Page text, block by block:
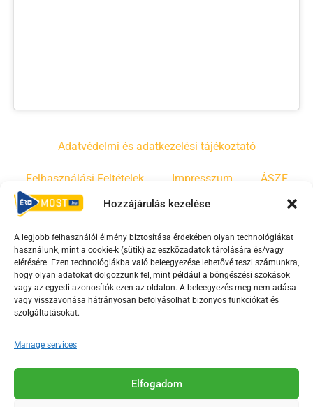
Hozzájárulás kezelése
A legjobb felhasználói élmény biztosítása érdekében olyan technológiákat
használunk, mint a cookie-k (sütik) az eszközadatok tárolására és/vagy
elérésére. Ezen technológiákba való beleegyezése lehetővé teszi számunkra,
hogy olyan adatokat dolgozzunk fel, mint például a böngészési szokások
vagy az egyedi azonosítók ezen az oldalon. A beleegyezés meg nem adása
vagy visszavonása hátrányosan befolyásolhat bizonyos funkciókat és
szolgáltatásokat.
Manage services
Elfogadom
Adatvédelmi és adatkezelési tájékoztató
Felhasználási Feltételek Impresszum ÁSZF
Irányelvek Moderálási szabályzat
F
a
c
e
o
o
-
Y
o
u
t
b
e
s
T
i
k
Az Érd Média médiaszolgáltatási tevékenységét a
Médiatanács a Magyar Média Mecenatúra program